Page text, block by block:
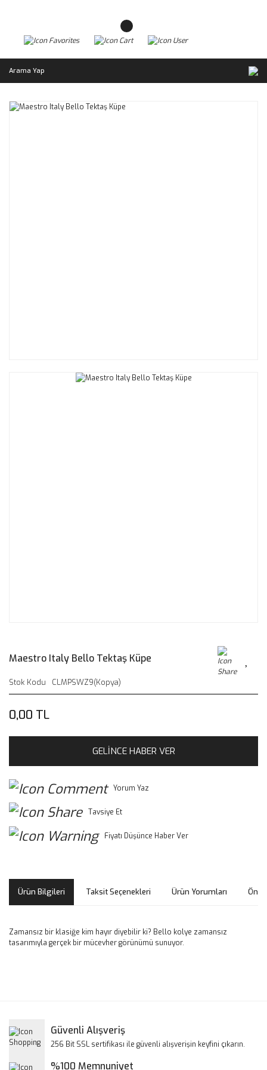
Arama Yap
Maestro Italy Bello Tektaş Küpe
Stok Kodu CLMPSWZ9(Kopya)
0,00 TL
GELİNCE HABER VER
Yorum Yaz
Tavsiye Et
Fiyatı Düşünce Haber Ver
Ürün Bilgileri Taksit Seçenekleri Ürün Yorumları
Zamansız bir klasiğe kim hayır diyebilir ki? Bello kolye zamansız
tasarımıyla gerçek bir mücevher görünümü sunuyor.
Yorum Yaz
Ürün resmi kalitesiz, bozuk veya görüntülenemiyor.
Güvenli Alışveriş
256 Bit SSL sertifikası ile güvenli alışverişin keyfini çıkarın.
%100 Memnuniyet